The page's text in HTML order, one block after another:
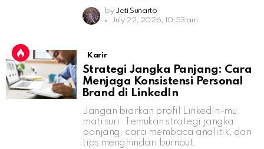
by Jati Sunarto
July 22, 2026, 10:53 am
Karir
Strategi Jangka Panjang: Cara
Menjaga Konsistensi Personal
Brand di LinkedIn
Jangan biarkan profil LinkedIn-mu
mati suri. Temukan strategi jangka
panjang, cara membaca analitik, dan
tips menghindari burnout.